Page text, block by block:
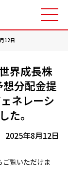
12日
界成長株
分配金提
ネレーシ
た。
2025年8月12日
ご覧いただけま